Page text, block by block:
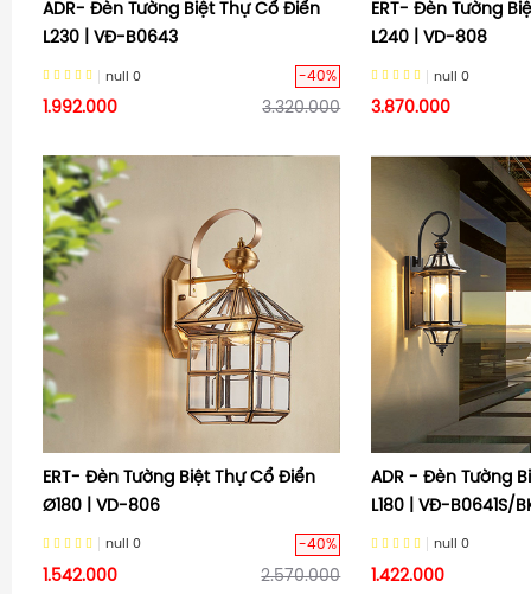
ADR- Đèn Tường Biệt Thự Cổ Điển
L230 | VĐ-B0643
null 0 -40%
1.992.000 3.320.000
ERT- Đèn Tường
L240 | VD-808
null 0
3.870.000
ERT- Đèn Tường Biệt Thự Cổ Điển
Ø180 | VD-806
null 0 -40%
1.542.000 2.570.000
ADR - Đèn Tường
L180 | VĐ-B0641S/
null 0
1.422.000